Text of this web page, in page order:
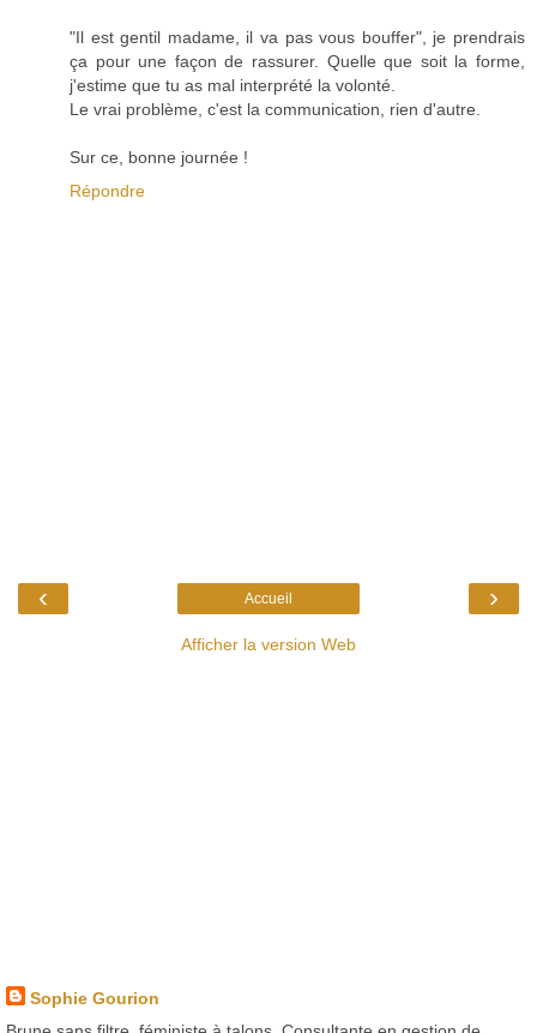
"Il est gentil madame, il va pas vous bouffer", je prendrais
ça pour une façon de rassurer. Quelle que soit la forme,
j'estime que tu as mal interprété la volonté.
Le vrai problème, c'est la communication, rien d'autre.
Sur ce, bonne journée !
Répondre
‹ ›
Accueil
Afficher la version Web
Sophie Gourion